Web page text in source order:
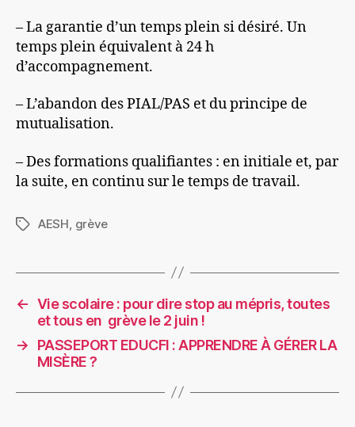
– La garantie d’un temps plein si désiré. Un
temps plein équivalent à 24 h
d’accompagnement.
– L’abandon des PIAL/PAS et du principe de
mutualisation.
– Des formations qualifiantes : en initiale et, par
la suite, en continu sur le temps de travail.
Étiquettes
AESH, grève
← Vie scolaire : pour dire stop au mépris, toutes
et tous en grève le 2 juin !
→
PASSEPORT EDUCFI : APPRENDRE À GÉRER LA
MISÈRE ?